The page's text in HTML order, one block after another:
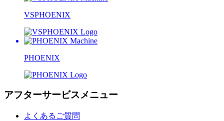
VSPHOENIX
PHOENIX
アフターサービスメニュー
よくあるご質問